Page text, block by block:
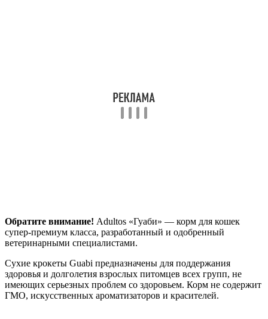
Обратите внимание! Adultos «Гуаби» — корм для кошек
супер-премиум класса, разработанный и одобренный
ветеринарными специалистами.
Сухие крокеты Guabi предназначены для поддержания
здоровья и долголетия взрослых питомцев всех групп, не
имеющих серьезных проблем со здоровьем. Корм не содержит
ГМО, искусственных ароматизаторов и красителей.